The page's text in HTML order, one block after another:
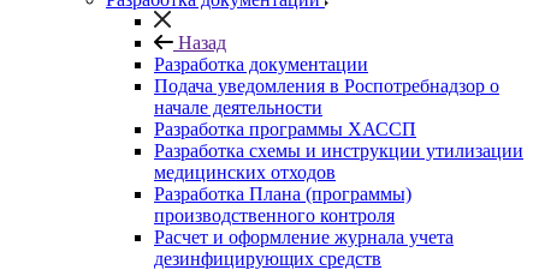
Назад
Разработка документации
Подача уведомления в Роспотребнадзор о
начале деятельности
Разработка программы ХАССП
Разработка схемы и инструкции утилизации
медицинских отходов
Разработка Плана (программы)
производственного контроля
Расчет и оформление журнала учета
дезинфицирующих средств